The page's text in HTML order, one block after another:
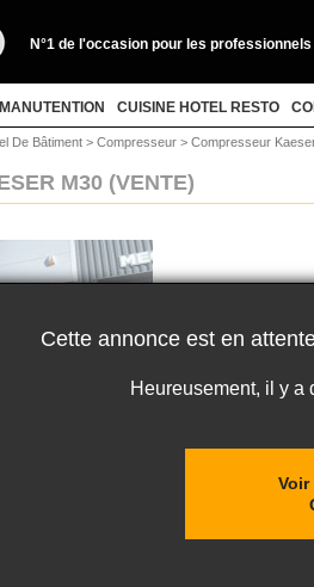
N°1 de l'occasion pour les professionnels
MANUTENTION CUISINE HOTEL RESTO
De Bâtiment > Compresseur > Compresseur
M30 (VENTE)
Cette annonce est en
Heureusement, il y a